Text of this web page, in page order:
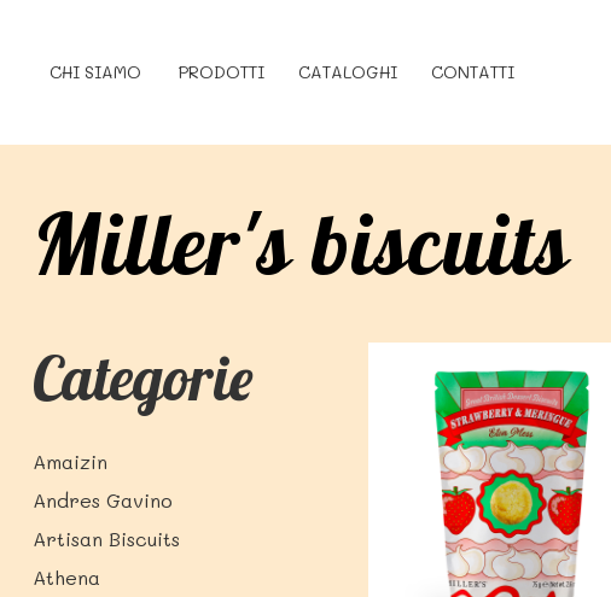
CHI SIAMO PRODOTTI CATALOGHI CONTATTI
Miller's biscuits
Categorie
Amaizin
Andres Gavino
Artisan Biscuits
Athena